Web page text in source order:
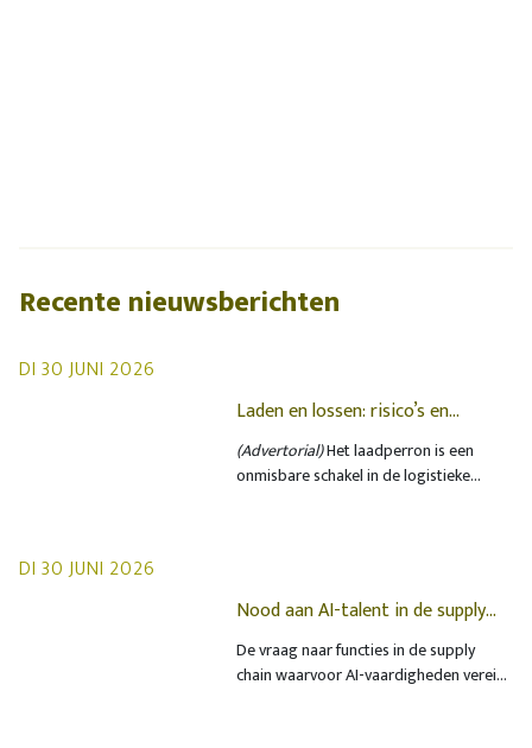
Recente nieuwsberichten
DI 30 JUNI 2026
Laden en lossen: risico’s en
(Advertorial)Het laadperron is een
onmisbare schakel in de logistieke
medewerkers betrokken zijn. Hoewel
veel bedrijven vertrouwen op routine, is
juist de wijze waarop de trailer aan een
perron wordt gekoppeld een vaak
DI 30 JUNI 2026
Nood aan AI-talent in de supply
De vraag naar functies in de supply
chain waarvoor AI-vaardigheden vereist